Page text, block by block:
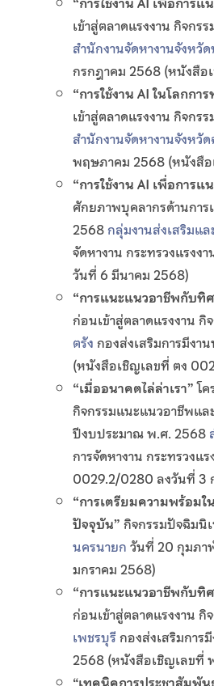
เข้าสู่ตลาดแรงงาน กิจกร
สำนักงานจัดหางานจังหวั
กรกฎาคม 2568 (หนังสื
“การใช้งาน AI ในโลกกา
เข้าสู่ตลาดแรงงาน กิจกร
สำนักงานจัดหางานจังหวัด
พฤษภาคม 2568 (หนังสื
“การใช้งาน AI เพื่อการ
ศักยภาพบุคลากรด้านกา
2568กลุ่มงานส่งเสริมแ
จัดหางาน กระทรวงแรง
วันที่ 6 มีนาคม 2568)
“การแนะแนวอาชีพกับทิ
ก่อนเข้าสู่ตลาดแรงงาน กิ
ตรังกองส่งเสริมการมีงา
(หนังสือเชิญเลขที่ ตง
“เมื่ออนาคตไล่ล่าเรา”โ
กิจกรรมแนะแนวอาชีพแล
ปีงบประมาณ พ.ศ. 2568
การจัดหางาน กระทรวง
0029.2/0280 ลงวันที่ 3
“การเตรียมความพร้อม
ปัจจุบัน”กิจกรรมปัจฉิมนิ
นครนายกวันที่ 20 กุมภา
มกราคม 2568)
“การแนะแนวอาชีพกับทิ
ก่อนเข้าสู่ตลาดแรงงาน กิ
เพชรบุรีกองส่งเสริมการ
2568 (หนังสือเชิญเลขที่